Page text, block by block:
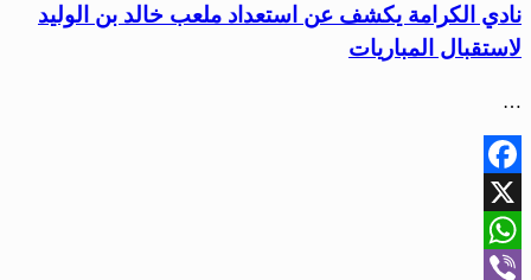
نادي الكرامة يكشف عن استعداد ملعب خالد بن الوليد
لاستقبال المباريات
…
Facebook
X
WhatsApp